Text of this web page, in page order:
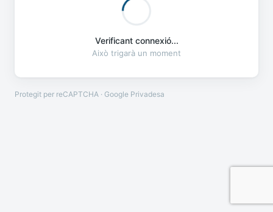
Verificant connexió...
Això trigarà un moment
Protegit per reCAPTCHA · Google Privadesa